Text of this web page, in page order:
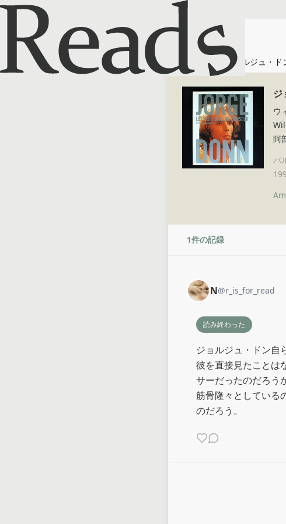
ジョルジュ・
ジ
ウ
阿
パ
1件の記録
N@r_is_for_read
読み終わった
ジョルジュ・ドン自
彼を直接見たことは
サーだったのだろう
筋骨隆々としている
のだろう。